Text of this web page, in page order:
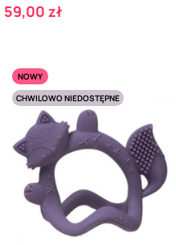
Cena
59,00 zł
NOWY
CHWILOWO NIEDOSTĘPNE